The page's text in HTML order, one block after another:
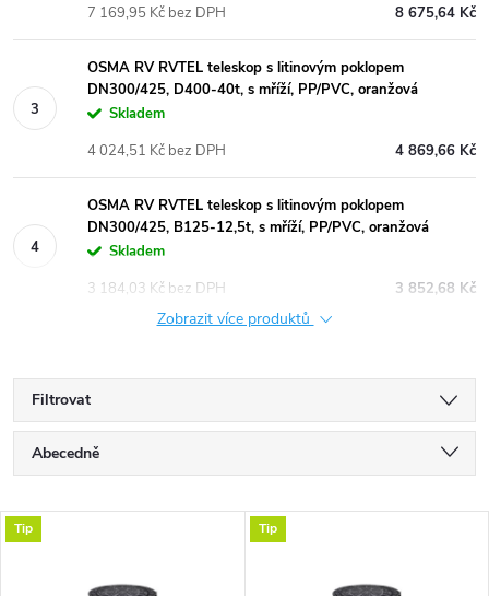
8 675,64 Kč
7 169,95 Kč bez DPH
OSMA RV RVTEL teleskop s litinovým poklopem
DN300/425, D400-40t, s mříží, PP/PVC, oranžová
Skladem
4 869,66 Kč
4 024,51 Kč bez DPH
OSMA RV RVTEL teleskop s litinovým poklopem
DN300/425, B125-12,5t, s mříží, PP/PVC, oranžová
Skladem
3 852,68 Kč
3 184,03 Kč bez DPH
Zobrazit více produktů
Filtrovat
Ř
a
Abecedně
Nejdražší
Nejprodávanější
V
Tip Tip